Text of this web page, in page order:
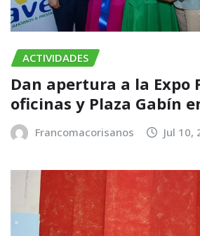
ACTIVIDADES
​Dan apertura a la Expo
oficinas y Plaza Gabín
Francomacorisanos Jul 10,